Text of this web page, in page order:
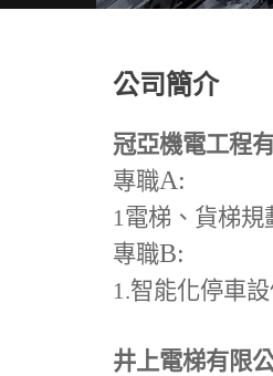
公司簡介
冠亞機電工程
專職A:
1電梯、貨梯規
專職B:
1.智能化停車
井上電梯有限